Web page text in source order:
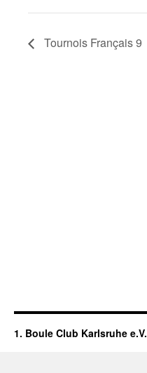
Tournois Français 9
1. Boule Club Karlsruhe e.V.